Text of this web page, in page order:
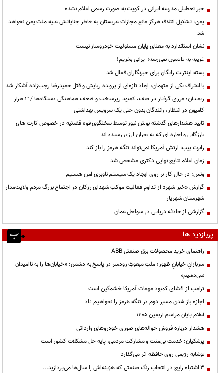
خبر تعطیلی مدرسه ایرانی در کویت به صورت رسمی اعلام نشده
یمن: تشکیل ائتلاف هرگز مانع مجازات عربستان به خاطر جنایاتش علیه ملت یمن نخواهد
شد
نشان استاندارد به معنای پایان مسئولیت خودروساز نیست
غریبه به دادمون نمی‌رسه؛ ایرانی بخریم!
بسته اینترنت رایگان برای خبرنگاران فعال شد
با اعتراف یکی از متهمان، ابعاد تازه‌ای از پرونده ربایش و قتل حمیدرضا رجب‌زاده آشکار شد
ریمـدان؛ مرزی گرفتار در صف، کمبود زیرساخت و ضعف هماهنگی دستگاه‌ها / ۳ هزار
کامیون در انتظار، رانندگان بدون حتی یک سرویس بهداشتی!
تایید هشدارهای گذشته بولتن نیوز توسط سخنگوی قوه قضائیه در خصوص کارت های
بارزگانی و اجاره ای که به بحران ارزی رسیده اند
رابرت پیپ: ارتش آمریکا نمی‌تواند تنگه هرمز را باز کند
زمان اعلام نتایج نهایی دکتری مشخص شد
ونس: در حال کار بر روی ایجاد یک سیستم ناوبری امن هستیم
گزارش «خبر شهر» از تداوم فعالیت موکب شهدای رزکان در اجتماع بزرگ مردم ولایت‌مدار
شهرستان شهریار
گزارشی از حادثه دریایی در سواحل عمان
پربازدید ها
راهنمای خرید محصولات برق صنعتی ABB
سربازانِ خیابانِ ظهور؛ ملتِ مبعوثِ رودسر در پاسخ به دشمن: «خیابان‌ها را به ناامیدان
نمی‌دهیم»
ترامپ از افشای کمبود مهمات آمریکا خشمگین است
اجازه باز شدن مسیر دوم در تنگه هرمز را نخواهیم داد
اعلام پایان مراسم اربعین ۱۴۰۵
هشدار درباره فروش حواله‌های صوری خودروهای وارداتی
پزشکیان: خدمت بی‌منت و مشارکت مردمی، پایه حل مشکلات کشور است
نوشابه رژیمی روی حافظه اثر می‌گذارد
3 اشتباه رایج در انتخاب رنگ صنعتی که هزینه‌اش را سال‌ها می‌پردازید...